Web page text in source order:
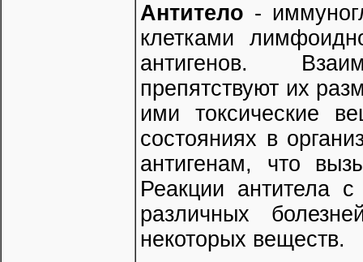
Антитело -
клетками
антигенов.
препятствуют их
ими токсические
состояниях в
антигенам, что
Реакции антитела
различных
некоторых веществ.